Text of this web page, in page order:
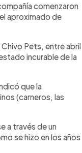
comenzaron
aproximado de
Pets, entre abril
incurable de la
que la
(carneros, las
a través de un
se hizo en los años